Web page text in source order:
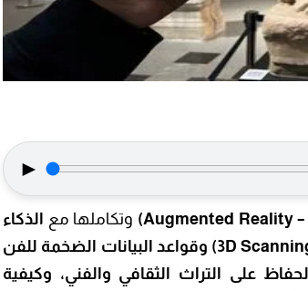
►
وتكاملها مع الذكاء
الاصطناعي (AI) في تحليل الصور ثلاثية الأبعاد (3D Scanning) وقواعد البيانات الضخمة للفن
على التراث الثقافي والفني، وكيفية